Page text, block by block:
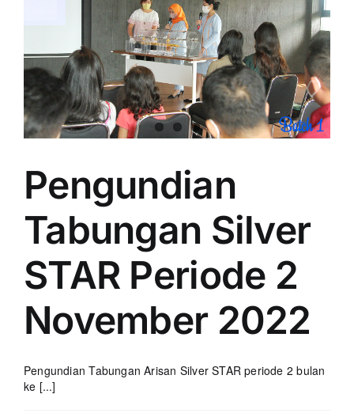
Pengundian
Tabungan Silver
STAR Periode 2
November 2022
Pengundian Tabungan Arisan Silver STAR periode 2 bulan
ke [...]